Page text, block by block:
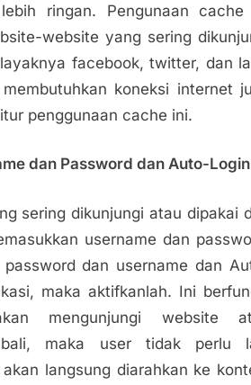
ringan. Pengunaan cache
website yang sering
facebook, twitter, dan
koneksi internet
penggunaan cache ini.
dan Password dan Auto-Login
sering dikunjungi atau dipakai
username dan
dan username dan
maka aktifkanlah. Ini
mengunjungi website
maka user tidak perlu
langsung diarahkan ke